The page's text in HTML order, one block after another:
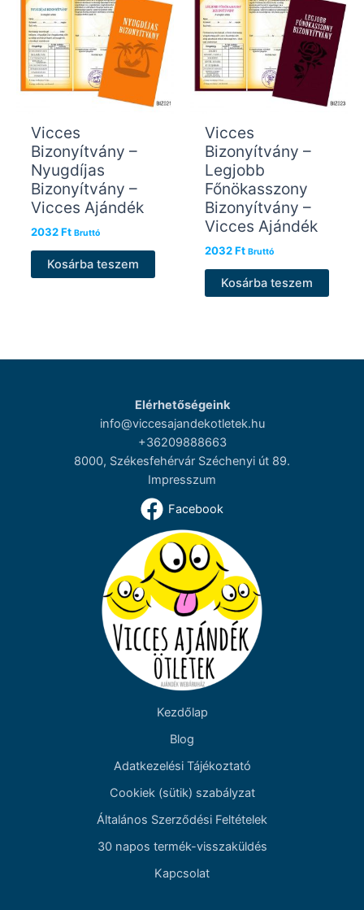
Vicces
Bizonyítvány –
Nyugdíjas
Bizonyítvány –
Vicces Ajándék
2032Ft Bruttó
Kosárba teszem
Vicces
Bizonyítvány –
Legjobb
Főnökasszony
Bizonyítvány –
Vicces Ajándék
2032Ft Bruttó
Kosárba teszem
Elérhetőségeink
info@viccesajandekotletek.hu
+36209888663
8000, Székesfehérvár Széchenyi út 89.
Impresszum
Facebook
Kezdőlap
Blog
Adatkezelési Tájékoztató
Cookiek (sütik) szabályzat
Általános Szerződési Feltételek
30 napos termék-visszaküldés
Kapcsolat